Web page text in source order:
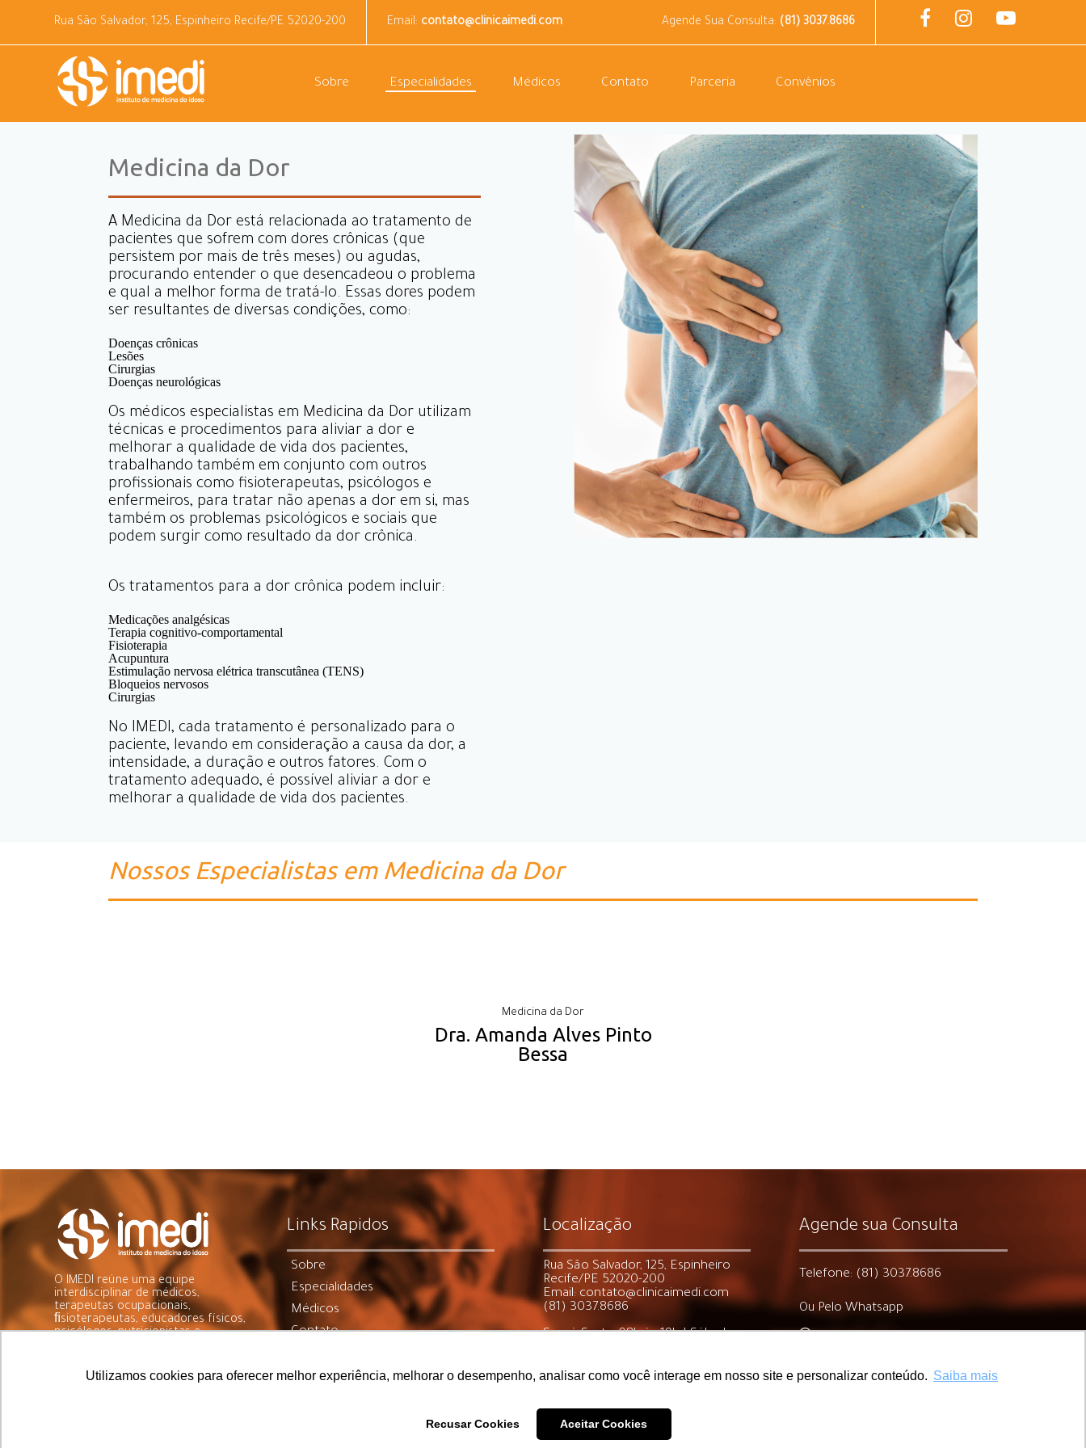
Utilizamos cookies para oferecer melhor experiência, melhorar o desempenho, analisar como você interage em nosso site e personalizar conteúdo. Saiba mais
Recusar Cookies Aceitar Cookies
Rua São Salvador, 125, Espinheiro Recife/PE 52020-200 Email: contato@clinicaimedi.com Agende Sua Consulta: (81) 3037.8686
Sobre Especialidades Médicos Contato Parceria Convênios
Medicina da Dor
A Medicina da Dor está relacionada ao tratamento de
pacientes que sofrem com dores crônicas (que
persistem por mais de três meses) ou agudas,
procurando entender o que desencadeou o problema
e qual a melhor forma de tratá-lo. Essas dores podem
ser resultantes de diversas condições, como:
Doenças crônicas
Lesões
Cirurgias
Doenças neurológicas
Os médicos especialistas em Medicina da Dor utilizam
técnicas e procedimentos para aliviar a dor e
melhorar a qualidade de vida dos pacientes,
trabalhando também em conjunto com outros
profissionais como fisioterapeutas, psicólogos e
enfermeiros, para tratar não apenas a dor em si, mas
também os problemas psicológicos e sociais que
podem surgir como resultado da dor crônica.
Os tratamentos para a dor crônica podem incluir:
Medicações analgésicas
Terapia cognitivo-comportamental
Fisioterapia
Acupuntura
Estimulação nervosa elétrica transcutânea (TENS)
Bloqueios nervosos
Cirurgias
No IMEDI, cada tratamento é personalizado para o
paciente, levando em consideração a causa da dor, a
intensidade, a duração e outros fatores. Com o
tratamento adequado, é possível aliviar a dor e
melhorar a qualidade de vida dos pacientes.
Nossos Especialistas em Medicina da Dor
Medicina da Dor
Dra. Amanda Alves Pinto
Bessa
O IMEDI reúne uma equipe
interdisciplinar de médicos,
terapeutas ocupacionais,
ﬁsioterapeutas, educadores físicos,
psicólogos, nutricionistas e
do idoso.
Links Rapidos
Sobre
Especialidades
Médicos
Contato
Localização
Rua São Salvador, 125, Espinheiro
Recife/PE 52020-200
Email: contato@clinicaimedi.com
(81) 3037.8686
Seg. à Sexta: 08h às 19h | Sábados,
Agende sua Consulta
Telefone: (81) 3037.8686
Ou Pelo Whatsapp